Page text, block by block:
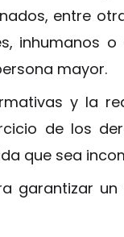
entre
inhumanos
mayor.
y la
de los
que sea
garantizar